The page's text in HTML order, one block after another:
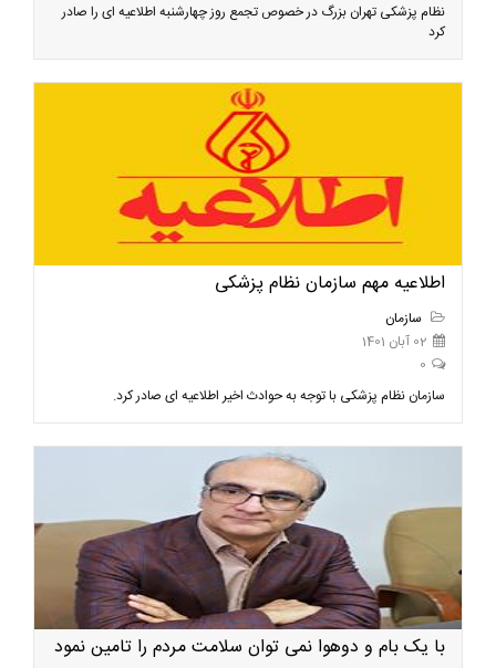
نظام پزشکی تهران بزرگ در خصوص تجمع روز چهارشنبه اطلاعیه ای را صادر
کرد
اطلاعیه مهم سازمان نظام پزشکی
سازمان
02 آبان 1401
0
سازمان نظام پزشکی با توجه به حوادث اخیر اطلاعیه ای صادر کرد.
با یک بام و دوهوا نمی توان سلامت مردم را تامین نمود